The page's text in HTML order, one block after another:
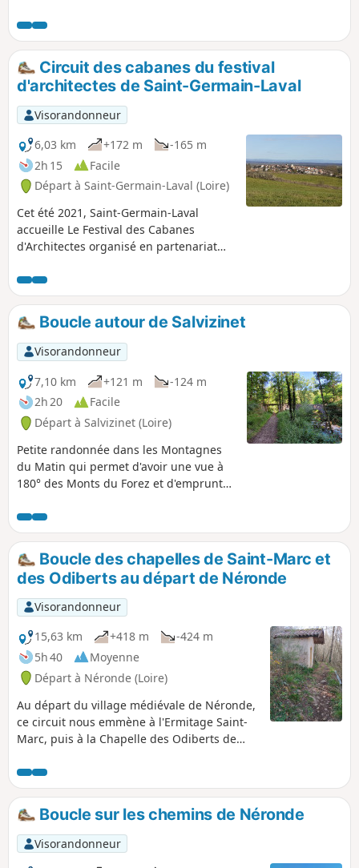
Goutte des Brosses.
Circuit des cabanes du festival
d'architectes de Saint-Germain-Laval
Visorandonneur
6,03 km
+172 m
-165 m
2h 15
Facile
Départ à Saint-Germain-Laval (Loire)
Cet été 2021, Saint-Germain-Laval
accueille Le Festival des Cabanes
d'Architectes organisé en partenariat
Cabanes et La Soierie, associations
basées à Faverges. Ce circuit vous
permettra de découvrir les 3 cabanes, le
village historique, les bords de l'Aix...
Boucle autour de Salvizinet
Visorandonneur
7,10 km
+121 m
-124 m
2h 20
Facile
Départ à Salvizinet (Loire)
Petite randonnée dans les Montagnes
du Matin qui permet d'avoir une vue à
180° des Monts du Forez et d'emprunter
monorail reliant Panissières à Feurs.
Boucle des chapelles de Saint-Marc et
des Odiberts au départ de Néronde
Visorandonneur
15,63 km
+418 m
-424 m
5h 40
Moyenne
Départ à Néronde (Loire)
Au départ du village médiévale de Néronde,
ce circuit nous emmène à l'Ermitage Saint-
Marc, puis à la Chapelle des Odiberts de
Boucle sur les chemins de Néronde
Visorandonneur